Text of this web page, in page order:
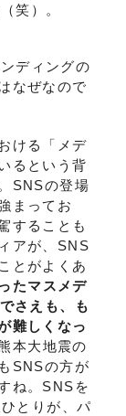
笑）。
ディングの
なぜなので
ける「メデ
るという背
SNSの登場
まってお
することも
アが、SNS
とがよくあ
たマスメデ
さえも、も
難しくなっ
本大地震の
SNSの方が
ね。SNSを
とりが、パ